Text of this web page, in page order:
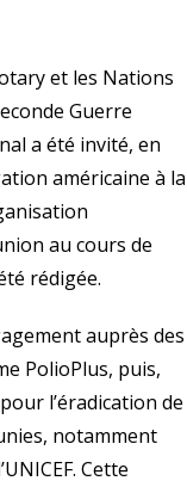
et les Nations
Guerre
a été invité, en
américaine à la
au cours de
rédigée.
auprès des
PolioPlus, puis,
l’éradication de
notamment
Cette